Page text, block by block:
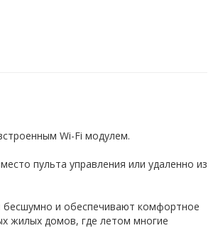
Wi-Fi модулем.
пульта управления или удаленно из
бесшумно и обеспечивают комфортное
жилых домов, где летом многие